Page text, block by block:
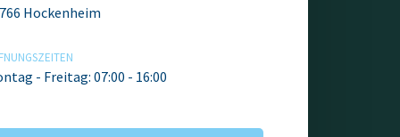
Hockenheim
- Freitag: 07:00 - 16:00